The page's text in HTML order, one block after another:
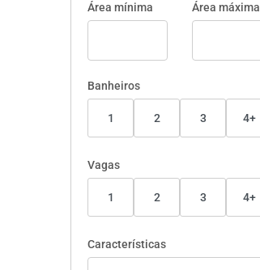
Área mínima Área máxima
Banheiros
1 2 3 4+
Vagas
1 2 3 4+
Características